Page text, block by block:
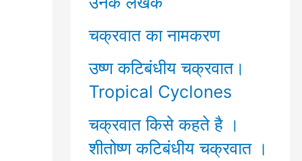
चक्रवात का नामकरण
उष्ण कटिबंधीय चक्रवात।
Tropical Cyclones
चक्रवात किसे कहते है ।
शीतोष्ण कटिबंधीय चक्रवात ।